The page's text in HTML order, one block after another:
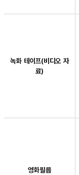
녹화 테이프(비디오 자
료)
영화필름